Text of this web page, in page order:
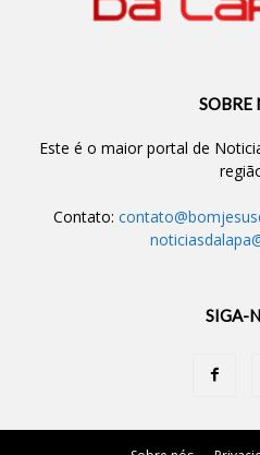
SOBRE
Este é o maior portal de
Contato:
SIGA-